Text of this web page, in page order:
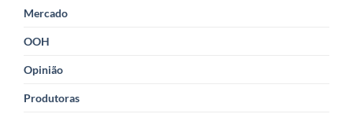
Mercado
OOH
Opinião
Produtoras